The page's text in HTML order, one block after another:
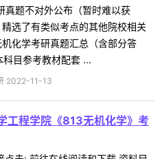
真题不对外公布（暂时难以获
选了有类似考点的其他院校相关
化学考研真题汇总（含部分答
目参考教材配套 ...
2022-11-13
工程学院《813无机化学》考